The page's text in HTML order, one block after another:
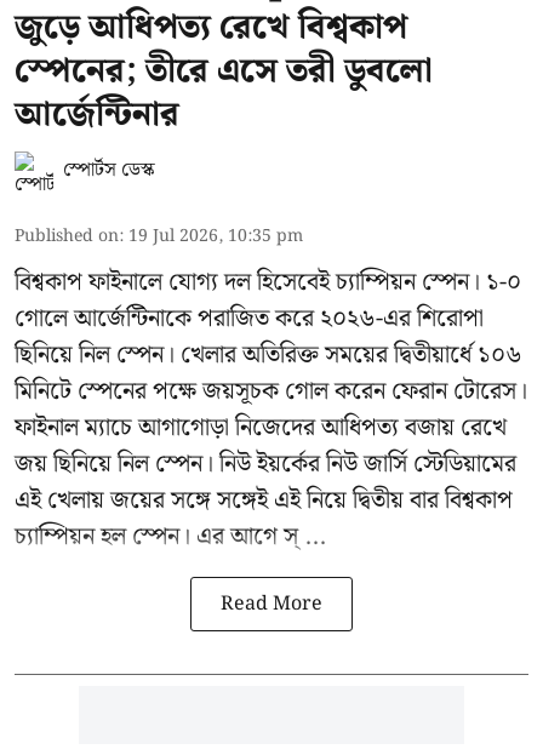
জুড়ে আধিপত্য রেখে বিশ্বকাপ
স্পেনের; তীরে এসে তরী ডুবলো
আর্জেন্টিনার
স্পোর্টস ডেস্ক
Published on: 19 Jul 2026, 10:35 pm
বিশ্বকাপ ফাইনালে যোগ্য দল হিসেবেই চ্যাম্পিয়ন স্পেন। ১-০
গোলে আর্জেন্টিনাকে পরাজিত করে ২০২৬-এর শিরোপা
ছিনিয়ে নিল স্পেন। খেলার অতিরিক্ত সময়ের দ্বিতীয়ার্ধে ১০৬
মিনিটে স্পেনের পক্ষে জয়সূচক গোল করেন ফেরান টোরেস।
ফাইনাল ম্যাচে আগাগোড়া নিজেদের আধিপত্য বজায় রেখে
জয় ছিনিয়ে নিল স্পেন। নিউ ইয়র্কের নিউ জার্সি স্টেডিয়ামের
এই খেলায় জয়ের সঙ্গে সঙ্গেই এই নিয়ে দ্বিতীয় বার বিশ্বকাপ
চ্যাম্পিয়ন হল স্পেন। এর আগে স্ ...
Read More